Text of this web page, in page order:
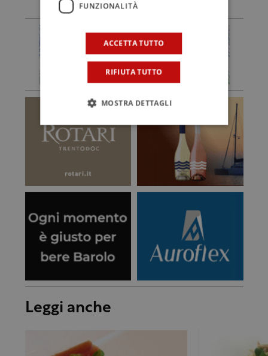
Leggi anche
FUNZIONALITÀ
ACCETTA TUTTO
RIFIUTA TUTTO
MOSTRA DETTAGLI